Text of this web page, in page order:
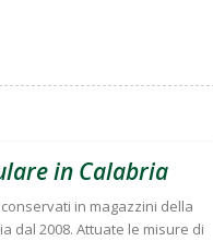
in Calabria
in magazzini della
dal 2008. Attuate le misure di